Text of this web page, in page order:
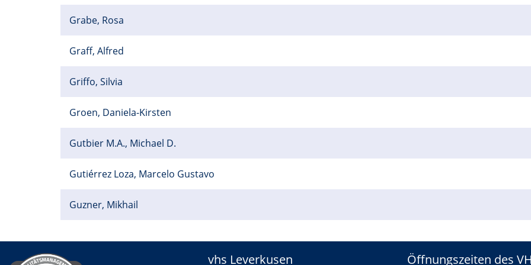
Grabe, Rosa
Graff, Alfred
Griffo, Silvia
Groen, Daniela-Kirsten
Gutbier M.A., Michael D.
Gutiérrez Loza, Marcelo Gustavo
Guzner, Mikhail
vhs Leverkusen
Öffnungszeiten des